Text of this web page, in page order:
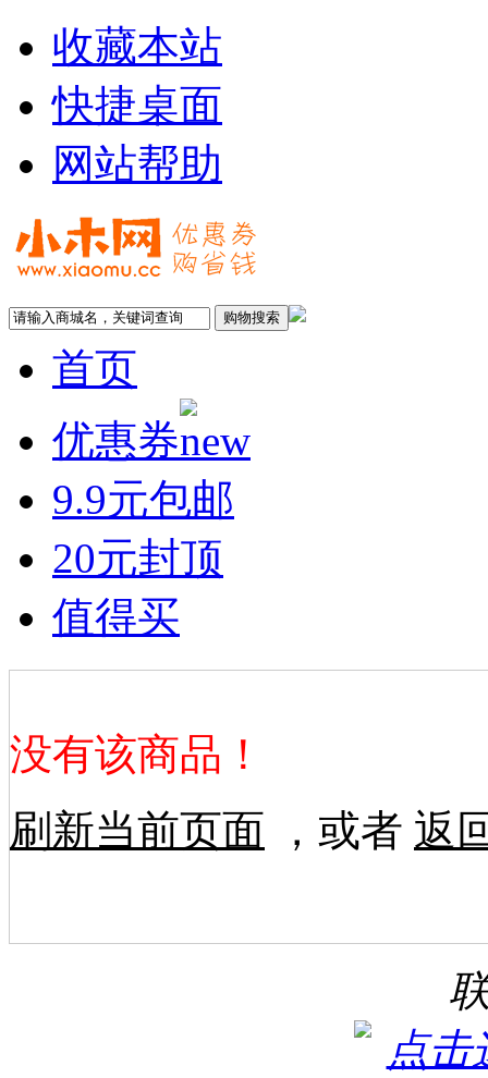
收藏本站
快捷桌面
网站帮助
首页
优惠券
9.9元包邮
20元封顶
值得买
没有该商品！
刷新当前页面 ，或者 返